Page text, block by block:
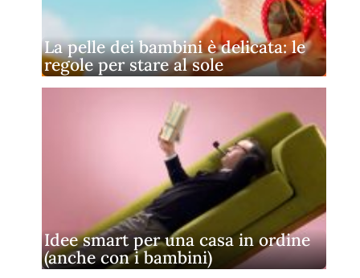
La pelle dei bambini è delicata: le
regole per stare al sole
Idee smart per una casa in ordine
(anche con i bambini)